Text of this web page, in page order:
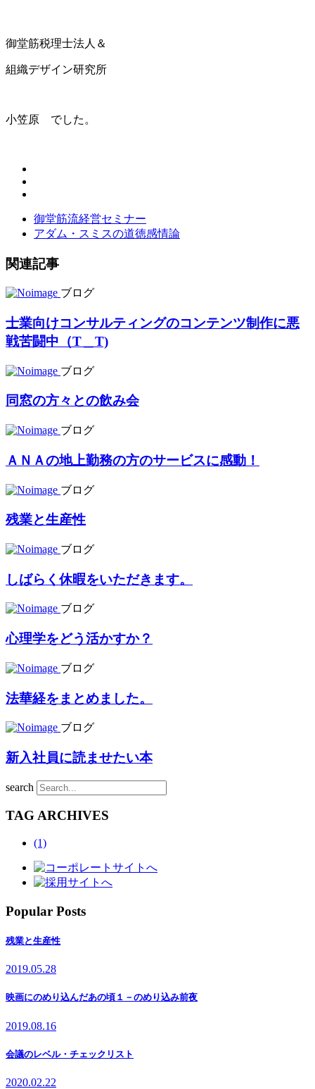
御堂筋税理士法人＆
組織デザイン研究所
小笠原 でした。
御堂筋流経営セミナー
アダム・スミスの道徳感情論
関連記事
ブログ
士業向けコンサルティングのコンテンツ制作に悪
戦苦闘中（T＿T)
ブログ
同窓の方々との飲み会
ブログ
ＡＮＡの地上勤務の方のサービスに感動！
ブログ
残業と生産性
ブログ
しばらく休暇をいただきます。
ブログ
心理学をどう活かすか？
ブログ
法華経をまとめました。
ブログ
新入社員に読ませたい本
search
TAG ARCHIVES
(1)
Popular Posts
残業と生産性
2019.05.28
映画にのめり込んだあの頃１－のめり込み前夜
2019.08.16
会議のレベル・チェックリスト
2020.02.22